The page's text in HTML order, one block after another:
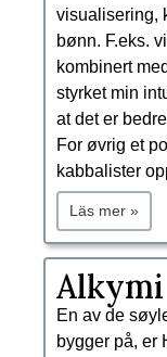
visualisering,
bønn. F.eks.
kombinert
styrket min
at det er
For øvrig et
kabbalister
Läs mer »
En av de
bygger på, er